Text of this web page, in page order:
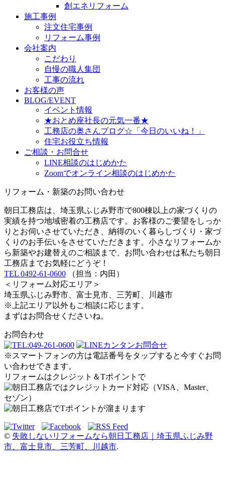
創エネリフォーム
施工事例
注文住宅事例
リフォーム事例
会社案内
こだわり
自慢の職人集団
工事の流れ
お客様の声
BLOG/EVENT
イベント情報
★おとめ座社長の元気一番★
工務店の奥さんブログ☆「今日のいいね！」
住宅お役立ち情報
ご相談・お問合せ
LINE相談のはじめかた
Zoomでオンライン相談のはじめかた
リフォーム・新築のお問い合わせ
朝日工務店は、埼玉県ふじみ野市で800棟以上の家づくりの
実績を持つ地域密着の工務店です。お客様のご要望をしっか
りとお伺いさせていただき、納得のいく暮らしづくり・家づ
くりのお手伝いをさせていただきます。小さなリフォームか
ら新築やお建替えのご相談まで、お問い合わせは私たち朝日
工務店までお気軽にどうぞ！
TEL 0492-61-0600 （担当：内田）
＜リフォーム対応エリア＞
埼玉県ふじみ野市、富士見市、三芳町、川越市
※上記エリア以外もご相談に応じます。
まずはお問合せくださいね。
お問合わせ
※スマートフォンの方は電話番号をタップすると今すぐお問
い合わせできます。
リフォームはクレジット＆Tポイントで
© 失敗しないリフォームなら朝日工務店｜埼玉県ふじみ野
市、富士見市、三芳町、川越市.